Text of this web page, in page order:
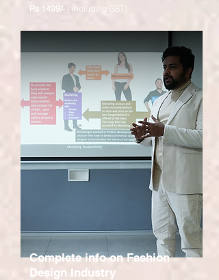
Rs 1499/- ( including GST)
Complete info on Fashion
Design Industry